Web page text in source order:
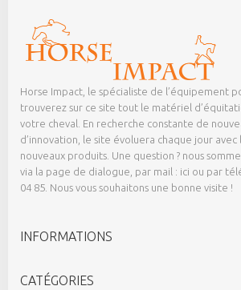
Horse Impact, le spécialiste de l’équipement
trouverez sur ce site tout le matériel
votre cheval. En recherche constante de
d’innovation, le site évoluera chaque jour avec
nouveaux produits. Une question ? nous
via la page de dialogue, par mail : ici ou par
04 85. Nous vous souhaitons une bonne visite !
INFORMATIONS
CATÉGORIES